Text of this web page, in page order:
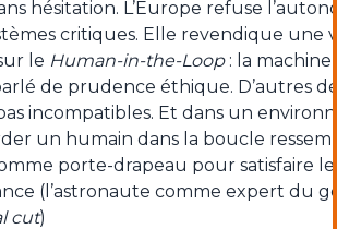
hésitation. L’Europe refuse
critiques. Elle revendique une
le Human-in-the-Loop: la machine
de prudence éthique. D’autres
incompatibles. Et dans un
un humain dans la boucle
porte-drapeau pour satisfaire
(l’astronaute comme expert du
cut)